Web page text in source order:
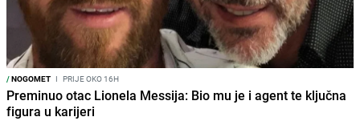
/NOGOMET I PRIJE OKO 16H
Preminuo otac Lionela Messija: Bio mu je i agent te ključna
figura u karijeri